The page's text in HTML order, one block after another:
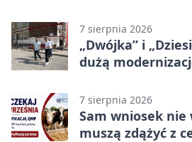
7 sierpnia 2026
„Dwójka” i
dużą
7 sierpnia 2026
Sam wniosek nie
muszą zdążyć z